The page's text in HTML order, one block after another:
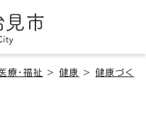
療・福祉 > 健康 > 健康づく